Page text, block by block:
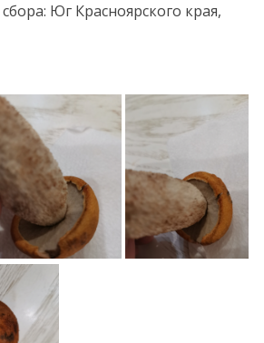
Юг Красноярского края,